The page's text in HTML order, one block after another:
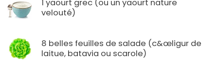
1 yaourt grec (ou un yaourt nature
velouté)
8 belles feuilles de salade (c&œligur de
laitue, batavia ou scarole)